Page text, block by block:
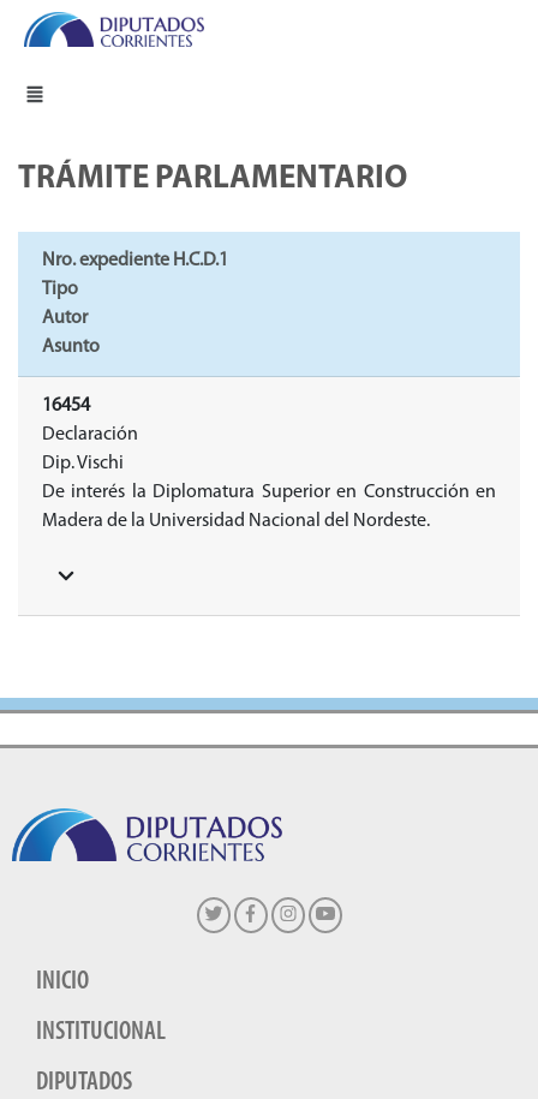
TRÁMITE PARLAMENTARIO
Nro. expediente H.C.D.1
Tipo
Autor
Asunto
16454
Declaración
Dip. Vischi
De interés la Diplomatura Superior en Construcción en
Madera de la Universidad Nacional del Nordeste.
INICIO
INSTITUCIONAL
DIPUTADOS